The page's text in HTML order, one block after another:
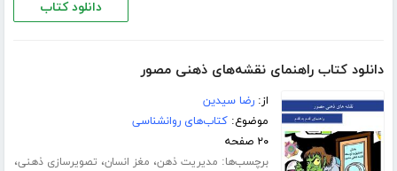
دانلود کتاب
دانلود کتاب راهنمای نقشه‌های ذهنی مصور
از:رضا سیدین
موضوع:کتاب‌های روانشناسی
۲۰ صفحه
برچسب‌ها: مدیریت ذهن، مغز انسان، تصویرسازی ذهنی،